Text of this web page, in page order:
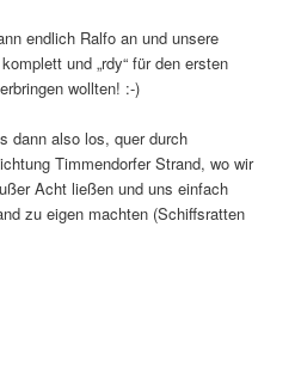
endlich Ralfo an und unsere
und „rdy“ für den ersten
wollten! :-)
dann also los, quer durch
Timmendorfer Strand, wo wir
Acht ließen und uns einfach
zu eigen machten (Schiffsratten